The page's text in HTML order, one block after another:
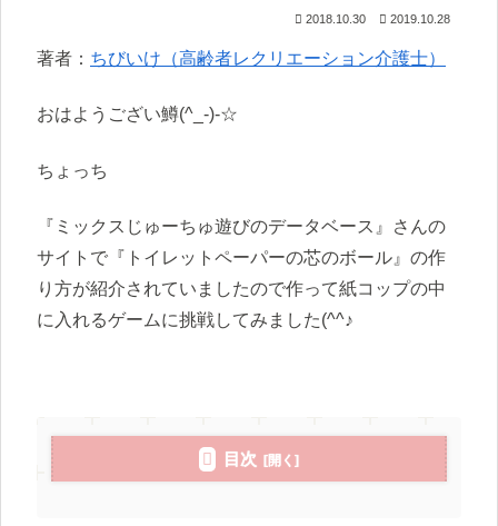
2018.10.30 2019.10.28
著者： ちびいけ（高齢者レクリエーション介護士）
おはようござい鱒(^_-)-☆
ちょっち
『ミックスじゅーちゅ遊びのデータベース』さんの
サイトで『トイレットペーパーの芯のボール』の作
り方が紹介されていましたので作って紙コップの中
に入れるゲームに挑戦してみました(^^♪
目次